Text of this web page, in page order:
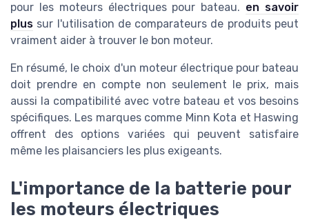
pour les moteurs électriques pour bateau. en savoir
plus sur l'utilisation de comparateurs de produits peut
vraiment aider à trouver le bon moteur.
En résumé, le choix d'un moteur électrique pour bateau
doit prendre en compte non seulement le prix, mais
aussi la compatibilité avec votre bateau et vos besoins
spécifiques. Les marques comme Minn Kota et Haswing
offrent des options variées qui peuvent satisfaire
même les plaisanciers les plus exigeants.
L'importance de la batterie pour
les moteurs électriques